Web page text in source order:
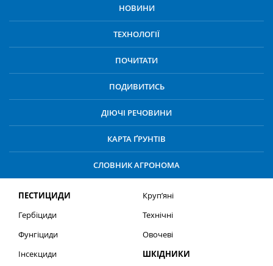
НОВИНИ
ТЕХНОЛОГІЇ
ПОЧИТАТИ
ПОДИВИТИСЬ
ДІЮЧІ РЕЧОВИНИ
КАРТА ҐРУНТІВ
СЛОВНИК АГРОНОМА
ПЕСТИЦИДИ
Гербіциди
Фунгіциди
Інсекциди
Круп’яні
Технічні
Овочеві
ШКІДНИКИ